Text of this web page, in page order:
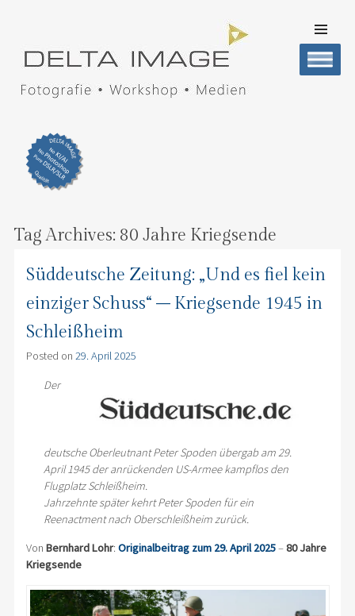
CONTENT
Tag Archives: 80 Jahre Kriegsende
Süddeutsche Zeitung: „Und es fiel kein
einziger Schuss“ – Kriegsende 1945 in
Schleißheim
Posted on 29. April 2025
Der
deutsche Oberleutnant Peter Spoden übergab am 29.
April 1945 der anrückenden US-Armee kampflos den
Flugplatz Schleißheim.
Jahrzehnte später kehrt Peter Spoden für ein
Reenactment nach Oberschleißheim zurück.
Von Bernhard Lohr: Originalbeitrag zum 29. April 2025–80 Jahre
Kriegsende